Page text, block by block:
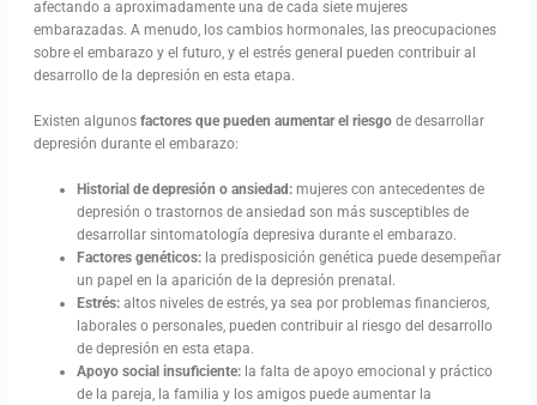
afectando a aproximadamente una de cada siete mujeres
embarazadas. A menudo, los cambios hormonales, las preocupaciones
sobre el embarazo y el futuro, y el estrés general pueden contribuir al
desarrollo de la depresión en esta etapa.
Existen algunosfactores que pueden aumentar el riesgo de desarrollar
depresión durante el embarazo:
Historial de depresión o ansiedad: mujeres con antecedentes de
depresión o trastornos de ansiedad son más susceptibles de
desarrollar sintomatología depresiva durante el embarazo.
Factores genéticos: la predisposición genética puede desempeñar
un papel en la aparición de la depresión prenatal.
Estrés: altos niveles de estrés, ya sea por problemas financieros,
laborales o personales, pueden contribuir al riesgo del desarrollo
de depresión en esta etapa.
Apoyo social insuficiente: la falta de apoyo emocional y práctico
de la pareja, la familia y los amigos puede aumentar la